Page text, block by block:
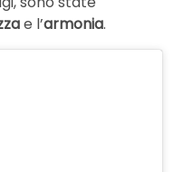
e l’armonia.